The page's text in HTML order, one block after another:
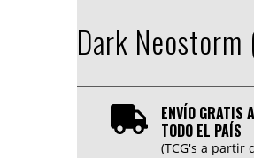
Dark Neostorm
ENVÍO
TODO EL PAÍS
(TCG's a partir